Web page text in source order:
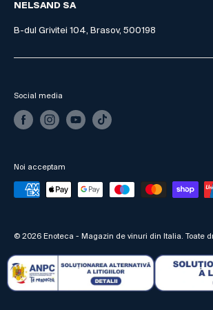
NELSAND SA
B-dul Grivitei 104, Brasov, 500198
Social media
Noi acceptam
© 2026 Enoteca - Magazin de vinuri din Italia. Toate